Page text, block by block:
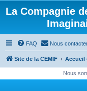
La Compagnie
FAQ Nous
Site de la CEMIF Accueil
Nous